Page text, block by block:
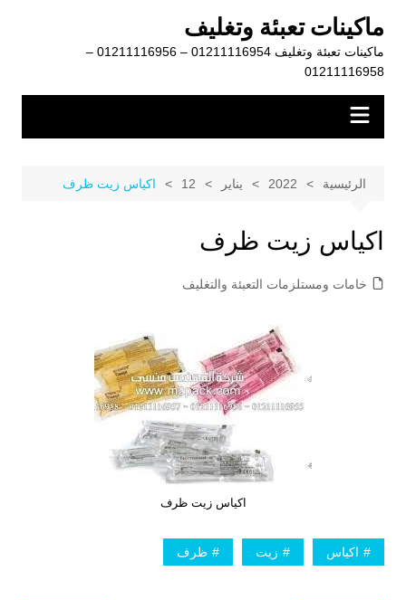
المحتوى
ماكينات تعبئة وتغليف
ماكينات تعبئة وتغليف 01211116954 – 01211116956 –
01211116958
الرئيسية 2022 يناير 12 اكياس زيت ظرف
اكياس زيت ظرف
خامات ومستلزمات التعبئة والتغليف
اكياس زيت ظرف
اكياس زيت ظرف